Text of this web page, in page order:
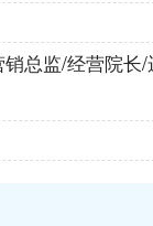
总监/经营院长